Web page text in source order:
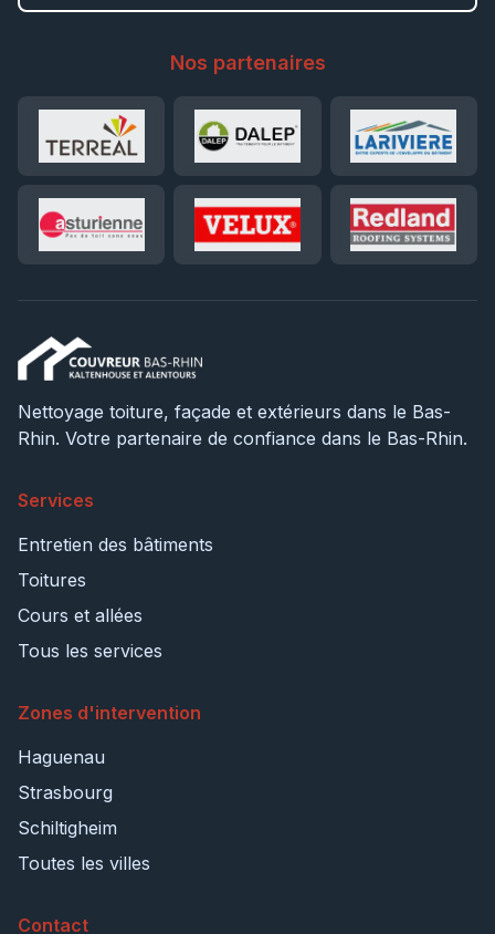
Nos partenaires
Nettoyage toiture, façade et extérieurs dans le Bas-
Rhin. Votre partenaire de confiance dans le Bas-Rhin.
Services
Entretien des bâtiments
Toitures
Cours et allées
Tous les services
Zones d'intervention
Haguenau
Strasbourg
Schiltigheim
Toutes les villes
Contact